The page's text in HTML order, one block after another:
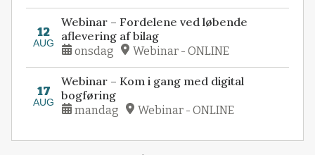
12
AUG
Webinar – Fordelene ved løbende
aflevering af bilag
onsdag Webinar - ONLINE
17
AUG
Webinar – Kom i gang med digital
bogføring
mandag Webinar - ONLINE